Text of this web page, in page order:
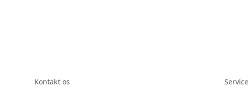
Kontakt os